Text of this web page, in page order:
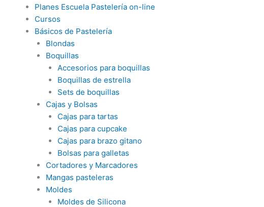
Planes Escuela Pastelería on-line
Cursos
Básicos de Pastelería
Blondas
Boquillas
Accesorios para boquillas
Boquillas de estrella
Sets de boquillas
Cajas y Bolsas
Cajas para tartas
Cajas para cupcake
Cajas para brazo gitano
Bolsas para galletas
Cortadores y Marcadores
Mangas pasteleras
Moldes
Moldes de Silicona